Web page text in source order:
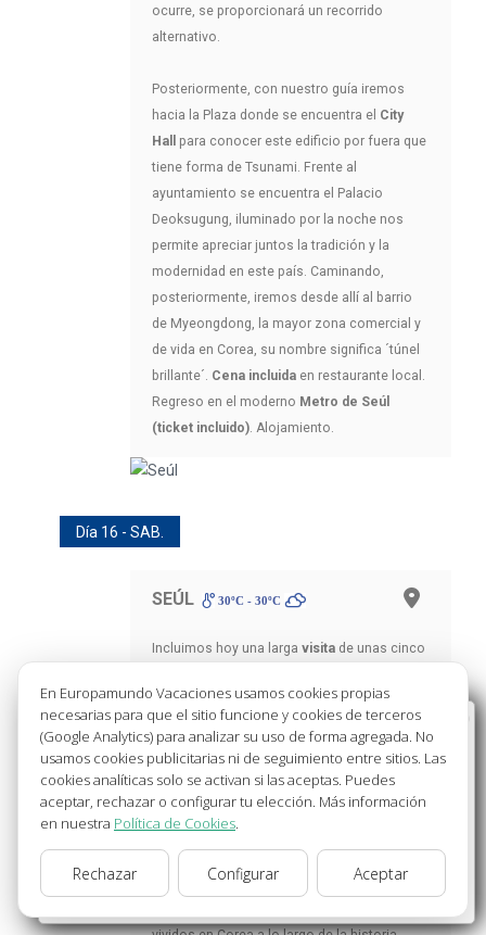
ocurre, se proporcionará un recorrido
alternativo.
Posteriormente, con nuestro guía iremos
hacia la Plaza donde se encuentra el City
Hall
para conocer este edificio por fuera que
tiene forma de Tsunami. Frente al
ayuntamiento se encuentra el Palacio
Deoksugung, iluminado por la noche nos
permite apreciar juntos la tradición y la
modernidad en este país. Caminando,
posteriormente, iremos desde allí al barrio
de Myeongdong, la mayor zona comercial y
de vida en Corea, su nombre significa ´túnel
brillante´. Cena incluida en restaurante local.
Regreso en el moderno Metro de Seúl
(ticket incluido). Alojamiento.
Día 16 - SAB.
SEÚL 30ºC - 30ºC
Incluimos hoy una larga visita de unas cinco
Changdeokgung Palace (entrada incluida)
lugar Patrimonio de la Humanidad, conjunto
de palacios dentro de un gran parque. Tras
ello pasearemos porBukchon Hanok
village, barrio histórico tradicional de
pequeñas viviendas. Posteriormente
conocemos el
Memorial de la guerra
(entrada incluida) , impresionante museo de
Bienvenido a Europamundo Vacaciones, está usted
en el sitio internacional de:
Wellcome to Europamundo Vacations, your in the
international site of:
España
cambiar/change
En Europamundo Vacaciones usamos cookies propias
necesarias para que el sitio funcione y cookies de terceros
(Google Analytics) para analizar su uso de forma agregada. No
usamos cookies publicitarias ni de seguimiento entre sitios. Las
cookies analíticas solo se activan si las aceptas. Puedes
aceptar, rechazar o configurar tu elección. Más información
en nuestra Política de Cookies.
Rechazar Configurar Aceptar